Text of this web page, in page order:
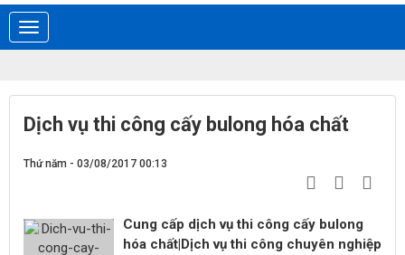
Dịch vụ thi công cấy bulong hóa chất
Thứ năm - 03/08/2017 00:13
Cung cấp dịch vụ thi công cấy bulong
hóa chất|Dịch vụ thi công chuyên nghiệp